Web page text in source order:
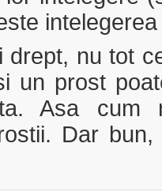
drept, nu tot
un prost
Asa cum
Dar